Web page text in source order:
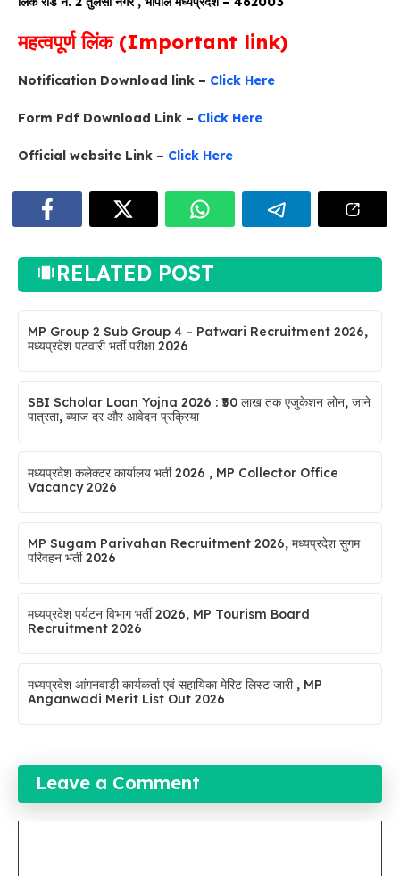
महत्वपूर्ण लिंक (Important link)
Notification Download link – Click Here
Form Pdf Download Link – Click Here
Official website Link – Click Here
RELATED POST
MP Group 2 Sub Group 4 – Patwari Recruitment 2026,
मध्यप्रदेश पटवारी भर्ती परीक्षा 2026
SBI Scholar Loan Yojna 2026 : ₹50 लाख तक एजुकेशन लोन, जाने
पात्रता, ब्याज दर और आवेदन प्रक्रिया
मध्यप्रदेश कलेक्टर कार्यालय भर्ती 2026 , MP Collector Office
Vacancy 2026
MP Sugam Parivahan Recruitment 2026, मध्यप्रदेश सुगम
परिवहन भर्ती 2026
मध्यप्रदेश पर्यटन विभाग भर्ती 2026, MP Tourism Board
Recruitment 2026
मध्यप्रदेश आंगनवाड़ी कार्यकर्ता एवं सहायिका मेरिट लिस्ट जारी , MP
Anganwadi Merit List Out 2026
Leave a Comment